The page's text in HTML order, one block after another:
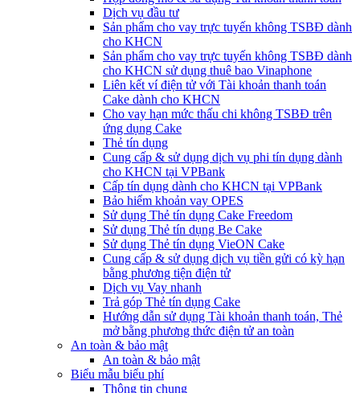
Dịch vụ đầu tư
Sản phẩm cho vay trực tuyến không TSBĐ dành
cho KHCN
Sản phẩm cho vay trực tuyến không TSBĐ dành
cho KHCN sử dụng thuê bao Vinaphone
Liên kết ví điện tử với Tài khoản thanh toán
Cake dành cho KHCN
Cho vay hạn mức thấu chi không TSBĐ trên
ứng dụng Cake
Thẻ tín dụng
Cung cấp & sử dụng dịch vụ phi tín dụng dành
cho KHCN tại VPBank
Cấp tín dụng dành cho KHCN tại VPBank
Bảo hiểm khoản vay OPES
Sử dụng Thẻ tín dụng Cake Freedom
Sử dụng Thẻ tín dụng Be Cake
Sử dụng Thẻ tín dụng VieON Cake
Cung cấp & sử dụng dịch vụ tiền gửi có kỳ hạn
bằng phương tiện điện tử
Dịch vụ Vay nhanh
Trả góp Thẻ tín dụng Cake
Hướng dẫn sử dụng Tài khoản thanh toán, Thẻ
mở bằng phương thức điện tử an toàn
An toàn & bảo mật
An toàn & bảo mật
Biểu mẫu biểu phí
Thông tin chung